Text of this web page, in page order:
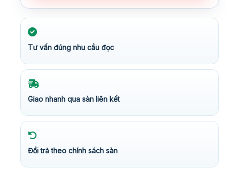
Tư vấn đúng nhu cầu đọc
Giao nhanh qua sàn liên kết
Đổi trả theo chính sách sàn